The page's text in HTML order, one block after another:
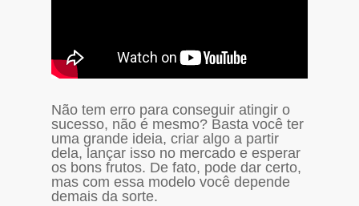
Não tem erro para conseguir atingir o
sucesso, não é mesmo? Basta você ter
uma grande ideia, criar algo a partir
dela, lançar isso no mercado e esperar
os bons frutos. De fato, pode dar certo,
mas com essa modelo você depende
demais da sorte.